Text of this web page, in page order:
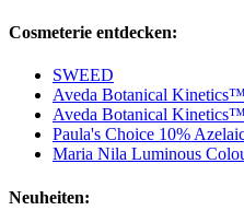
Cosmeterie entdecken:
SWEED
Aveda Botanical
Aveda Botanical
Paula's Choice 10%
Maria Nila Luminous
Neuheiten: